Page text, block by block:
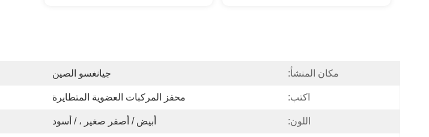
مكان المنشأ: جيانغسو الصين
اكتب: محفز المركبات العضوية المتطايرة
اللون: أبيض / أصفر صغير ، / أسود